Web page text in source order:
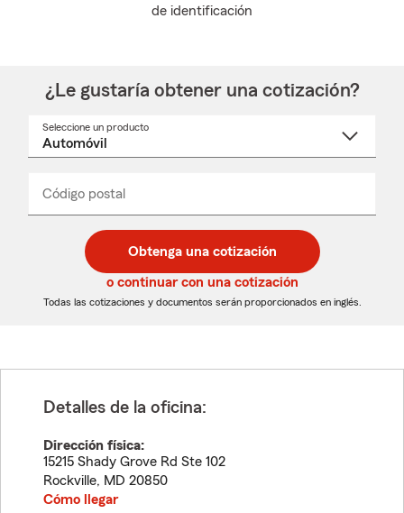
de identificación
¿Le gustaría obtener una cotización?
Seleccione un producto
desplegable
Código postal
de
5
dígitos
de
5
dígitos
_____
Obtenga una cotización
o continuar con una cotización
Todas las cotizaciones y documentos serán proporcionados en inglés.
Detalles de la oficina:
Dirección física:
15215 Shady Grove Rd Ste 102
Rockville, MD 20850
Cómo llegar